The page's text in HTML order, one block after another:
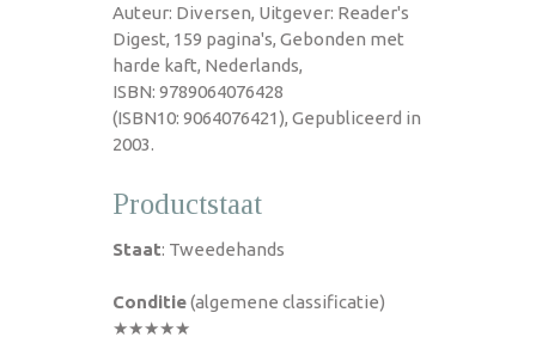
Auteur: Diversen, Uitgever: Reader's
Digest, 159 pagina's, Gebonden met
harde kaft, Nederlands,
ISBN: 9789064076428
(ISBN10: 9064076421), Gepubliceerd in
2003.
Productstaat
Staat: Tweedehands
Conditie(algemene classificatie)
★★★★★